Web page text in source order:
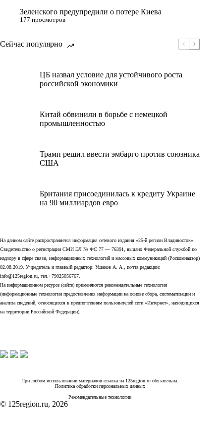
Зеленского предупредили о потере Киева
177 просмотров
Сейчас популярно
ЦБ назвал условие для устойчивого роста
российской экономики
Китай обвинили в борьбе с немецкой
промышленностью
Трамп решил ввести эмбарго против союзника
США
Британия присоединилась к кредиту Украине
на 90 миллиардов евро
На данном сайте распространяется информация сетевого издания «25-й регион Владивосток».
Свидетельство о регистрации СМИ ЭЛ № ФС 77 — 76391, выдано Федеральной службой по
надзору в сфере связи, информационных технологий и массовых коммуникаций (Роскомнадзор)
02.08.2019. Учредитель и главный редактор: Ушаков А. А., почта редакции:
info@125region.ru, тел.+79025056767.
На информационном ресурсе (сайте) применяются рекомендательные технологии
(информационные технологии предоставления информации на основе сбора, систематизации и
анализа сведений, относящихся к предпочтениям пользователей сети «Интернет», находящихся
на территории Российской Федерации).
При любом использовании материалов ссылка на 125region.ru обязательна.
Политика обработки персональных данных
Рекомендательные технологии
© 125region.ru, 2026